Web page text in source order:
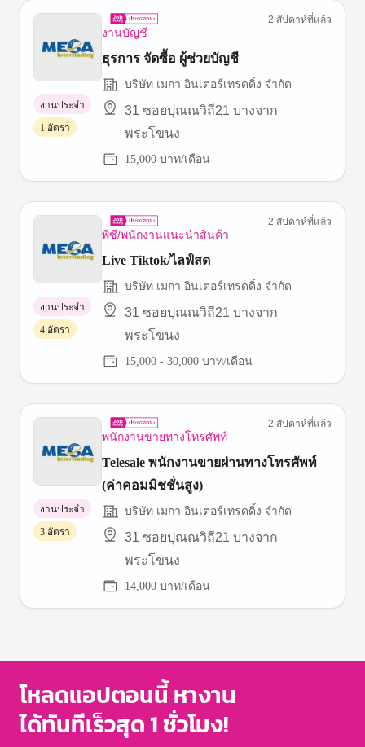
งานบัญชี
2 สัปดาห์ที่แล้ว
ธุรการ จัดซื้อ ผู้ช่วยบัญชี
บริษัท เมกา อินเตอร์เทรดดิ้ง จำกัด
31 ซอยปุณณวิถี21 บางจาก
พระโขนง
15,000 บาท/เดือน
งานประจำ
1 อัตรา
พีซี/พนักงานแนะนำสินค้า
2 สัปดาห์ที่แล้ว
Live Tiktok/ไลฟ์สด
บริษัท เมกา อินเตอร์เทรดดิ้ง จำกัด
31 ซอยปุณณวิถี21 บางจาก
พระโขนง
15,000 - 30,000 บาท/เดือน
งานประจำ
4 อัตรา
พนักงานขายทางโทรศัพท์
2 สัปดาห์ที่แล้ว
Telesale พนักงานขายผ่านทางโทรศัพท์
(ค่าคอมมิชชั่นสูง)
บริษัท เมกา อินเตอร์เทรดดิ้ง จำกัด
31 ซอยปุณณวิถี21 บางจาก
พระโขนง
14,000 บาท/เดือน
งานประจำ
3 อัตรา
โหลดแอปตอนนี้ หางาน
ได้ทันทีเร็วสุด 1 ชั่วโมง!